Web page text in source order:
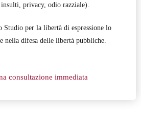
privacy, odio razziale).
per la libertà di espressione lo
nella difesa delle libertà pubbliche.
consultazione immediata